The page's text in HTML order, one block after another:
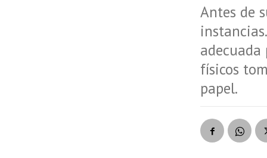
Antes de
adecuada
físicos
papel.